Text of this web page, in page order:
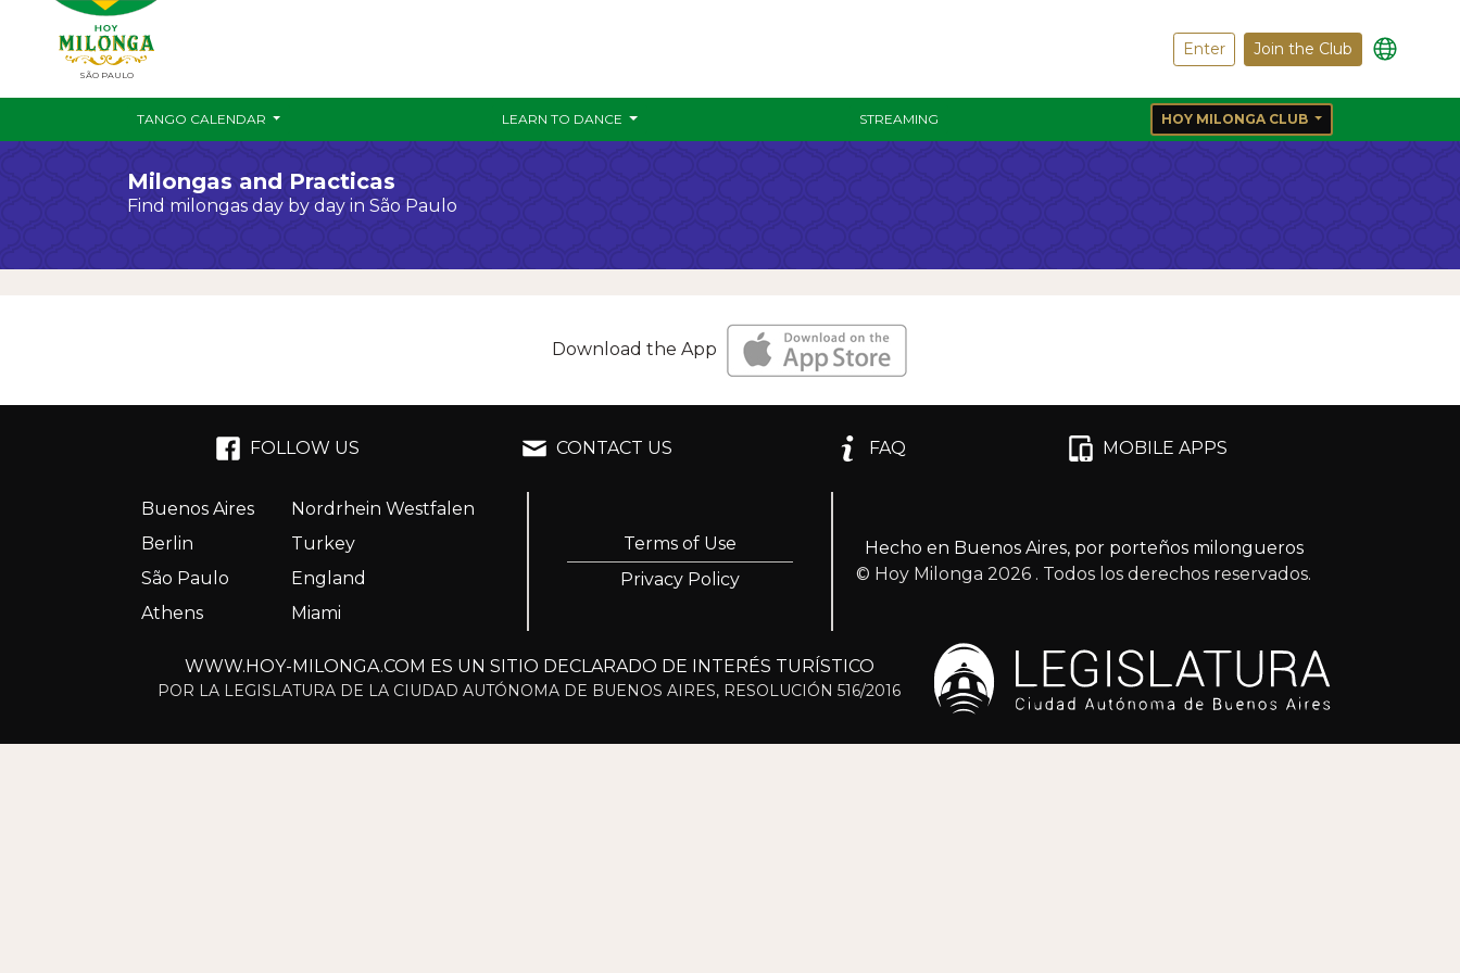
SÃO PAULO
Enter Join the Club
TANGO CALENDAR LEARN TO DANCE STREAMING HOY MILONGA CLUB
Milongas and Practicas
Find milongas day by day in São Paulo
Download the App
FOLLOW US CONTACT US FAQ MOBILE APPS
Buenos Aires
Nordrhein Westfalen
Berlin
Turkey
São Paulo
England
Athens
Miami
Terms of Use
Privacy Policy
Hecho en Buenos Aires, por porteños milongueros
© Hoy Milonga 2026 . Todos los derechos reservados.
WWW.HOY-MILONGA.COM ES UN SITIO DECLARADO DE INTERÉS TURÍSTICO
POR LA LEGISLATURA DE LA CIUDAD AUTÓNOMA DE BUENOS AIRES, RESOLUCIÓN 516/2016